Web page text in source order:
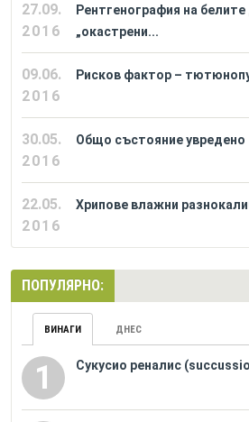
27.09.
2016
Рентгенография на
„окастрени...
09.06.
2016
Рисков фактор –
30.05.
2016
Общо състояние увредено
22.05.
2016
Хрипове влажни
ПОПУЛЯРНО:
ВИНАГИ ДНЕС
1 Сукусио реналис